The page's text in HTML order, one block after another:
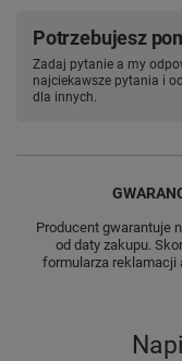
Potrzebujesz
Zadaj pytanie a my
najciekawsze pytania i
dla innych.
Producent gwarantuje
od daty zakupu.
formularza reklamacji